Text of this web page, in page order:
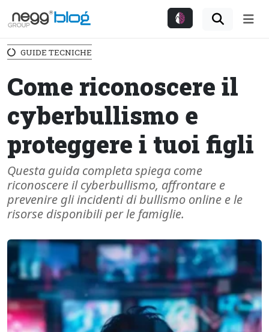
GUIDE TECNICHE
Come riconoscere il
cyberbullismo e
proteggere i tuoi figli
Questa guida completa spiega come
riconoscere il cyberbullismo, affrontare e
prevenire gli incidenti di bullismo online e le
risorse disponibili per le famiglie.